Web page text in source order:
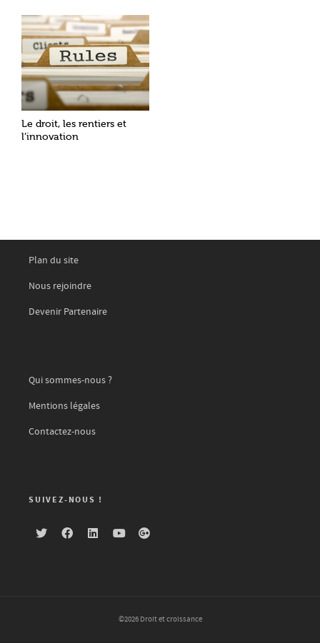
Le droit, les rentiers et
l’innovation
Plan du site
Nous rejoindre
Devenir Partenaire
Qui sommes-nous ?
Mentions légales
Contactez-nous
SUIVEZ-NOUS !
©2026 Droit et croissance